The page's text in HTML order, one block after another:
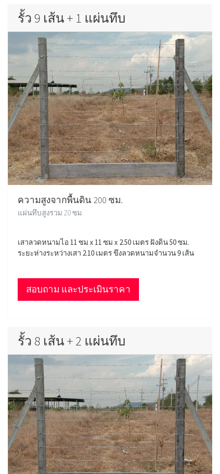
รั้ว 9 เส้น + 1 แผ่นทึบ
ความสูงจากพื้นดิน 200 ซม.
แผ่นทึบสูงรวม 20 ซม.
เสาลวดหนามไอ 11 ซม x 11 ซม x 2.50 เมตร ฝังดิน 50 ซม.
ระยะห่างระหว่างเสา 2.10 เมตร ขึงลวดหนามจำนวน 9 เส้น
สอบถาม และประเมินราคา
รั้ว 8 เส้น + 2 แผ่นทึบ